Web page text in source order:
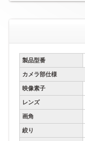
製品型番
カメラ部仕様
映像素子
レンズ
画角
絞り